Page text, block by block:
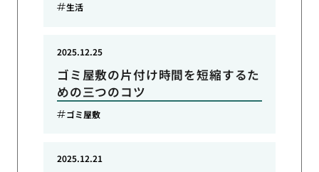
生活
ゴミ屋敷の片付け時間を短縮するた
めの三つのコツ
2025.12.25
ゴミ屋敷
2025.12.21